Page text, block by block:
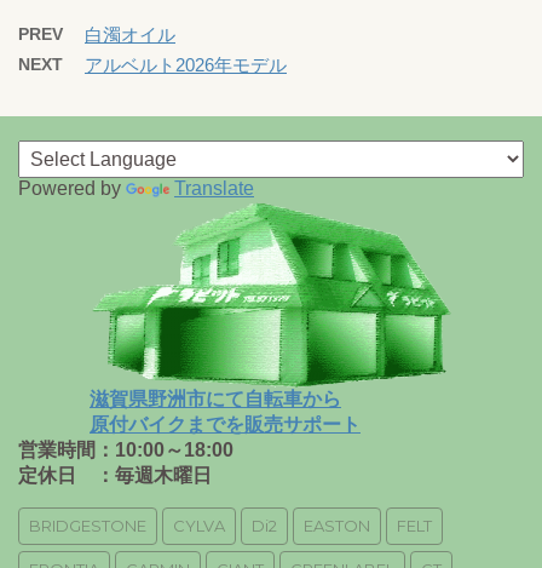
PREV 白濁オイル
NEXT アルベルト2026年モデル
Powered by Translate
滋賀県野洲市にて自転車から
原付バイクまでを販売サポート
営業時間：10:00～18:00
定休日 ：毎週木曜日
BRIDGESTONE CYLVA Di2 EASTON FELT